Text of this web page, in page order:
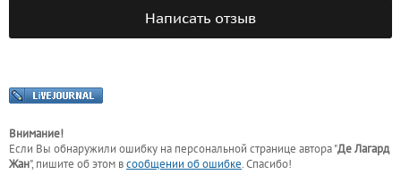
Написать отзыв
Внимание!
Если Вы обнаружили ошибку на персональной странице автора "Де Лагард
Жан", пишите об этом всообщении об ошибке. Спасибо!